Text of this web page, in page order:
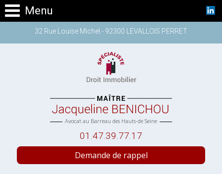
Menu
32 Rue Louise Michel - 92300 LEVALLOIS PERRET
Avocat au Barreau des Hauts-de Seine
01.47.39.77.17
Demande de rappel